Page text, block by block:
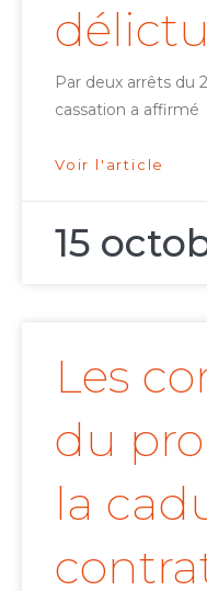
Par deux arrêts du
cassation a affirmé
Voir l'article
15
Les
du
la